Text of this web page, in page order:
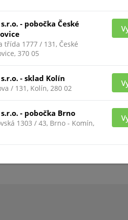
přihlášený
- pobočka České
třída 1777 / 131, České
370 05
s.r.o. - sklad Kolín
/ 131, Kolín, 280 02
s.r.o. - pobočka Brno
1303 / 43, Brno - Komín,